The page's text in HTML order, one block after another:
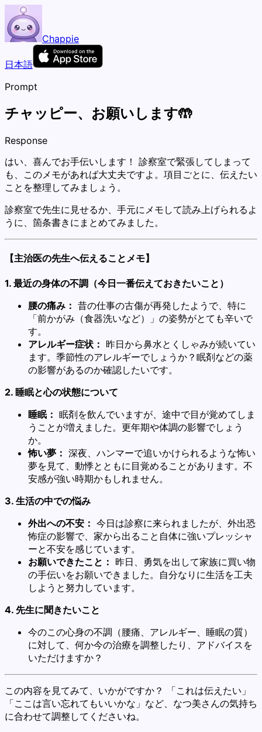
Chappie
日本語
Prompt
チャッピー、お願いします🤲
Response
はい、喜んでお手伝いします！ 診察室で緊張してしまって
も、このメモがあれば大丈夫ですよ。項目ごとに、伝えたい
ことを整理してみましょう。
診察室で先生に見せるか、手元にメモして読み上げられるよ
うに、箇条書きにまとめてみました。
【主治医の先生へ伝えることメモ】
1. 最近の身体の不調（今日一番伝えておきたいこと）
腰の痛み： 昔の仕事の古傷が再発したようで、特に
「前かがみ（食器洗いなど）」の姿勢がとても辛いで
す。
アレルギー症状： 昨日から鼻水とくしゃみが続いてい
ます。季節性のアレルギーでしょうか？眠剤などの薬
の影響があるのか確認したいです。
2. 睡眠と心の状態について
睡眠： 眠剤を飲んでいますが、途中で目が覚めてしま
うことが増えました。更年期や体調の影響でしょう
か。
怖い夢： 深夜、ハンマーで追いかけられるような怖い
夢を見て、動悸とともに目覚めることがあります。不
安感が強い時期かもしれません。
3. 生活の中での悩み
外出への不安： 今日は診察に来られましたが、外出恐
怖症の影響で、家から出ること自体に強いプレッシャ
ーと不安を感じています。
お願いできたこと： 昨日、勇気を出して家族に買い物
の手伝いをお願いできました。自分なりに生活を工夫
しようと努力しています。
4. 先生に聞きたいこと
今のこの心身の不調（腰痛、アレルギー、睡眠の質）
に対して、何か今の治療を調整したり、アドバイスを
いただけますか？
この内容を見てみて、いかがですか？ 「これは伝えたい」
「ここは言い忘れてもいいかな」など、なつ美さんの気持ち
に合わせて調整してくださいね。